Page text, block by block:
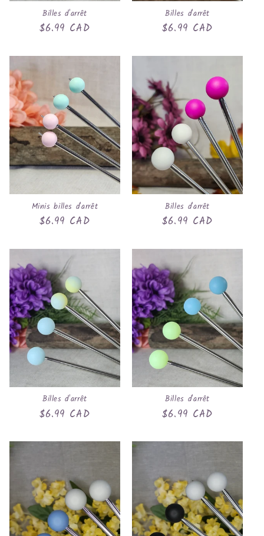
Billes d'arrêt
Prix
$6.99 CAD
Billes d'arrêt
Prix
$6.99 CAD
Minis billes d'arrêt
Prix
$6.99 CAD
Billes d'arrêt
Prix
$6.99 CAD
Billes d'arrêt
Prix
$6.99 CAD
Billes d'arrêt
Prix
$6.99 CAD